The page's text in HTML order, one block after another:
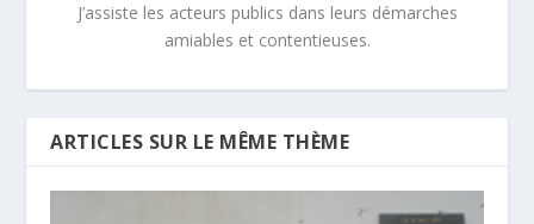
J’assiste les acteurs publics dans leurs démarches
amiables et contentieuses.
ARTICLES SUR LE MÊME THÈME